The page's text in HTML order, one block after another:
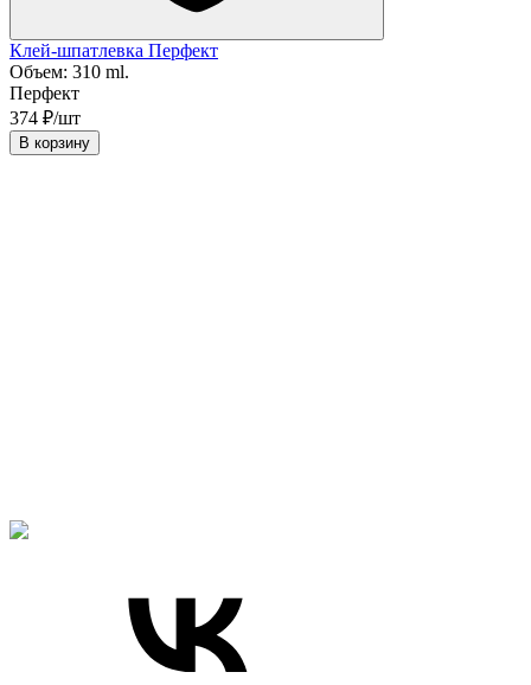
Клей-шпатлевка Перфект
Объем: 310 ml.
Перфект
374 ₽/шт
В корзину